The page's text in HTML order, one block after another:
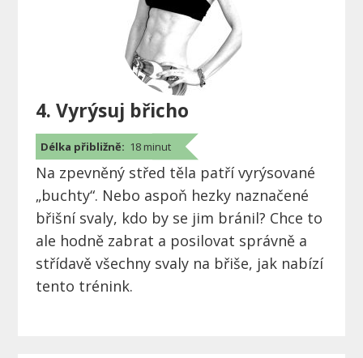
4. Vyrýsuj břicho
Délka přibližně: 18 minut
Na zpevněný střed těla patří vyrýsované
„buchty“. Nebo aspoň hezky naznačené
břišní svaly, kdo by se jim bránil? Chce to
ale hodně zabrat a posilovat správně a
střídavě všechny svaly na břiše, jak nabízí
tento trénink.